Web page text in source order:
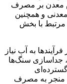
معدن بر مصرف
و همچنین
با بخش
به آب نیاز
جداسازی سنگ‌ها
منجر به مصرف